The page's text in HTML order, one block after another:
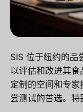
SIS 位于纽约的品
以评估和改进其
定制的空间和专
尝测试的首选。特